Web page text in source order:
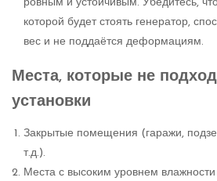
ровным и устойчивым. Убедитесь,
которой будет стоять генератор,
вес и не поддаётся деформациям.
Места, которые не
установки
Закрытые помещения (гаражи,
т.д.).
Места с высоким уровнем влажности